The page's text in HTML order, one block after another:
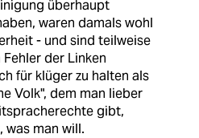
überhaupt
waren damals wohl
- und sind teilweise
der Linken
für klüger zu halten als
Volk", dem man lieber
gibt,
was man will.